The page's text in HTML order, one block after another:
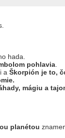
hada.
pohlavia
a Škorpión je to,
mágiu a
planétou